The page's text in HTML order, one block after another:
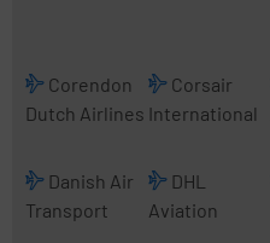
Corendon
Dutch Airlines
Corsair
International
Danish Air
Transport
DHL
Aviation